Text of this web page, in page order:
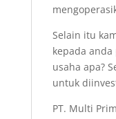
Selain itu
kepada
usaha apa?
untuk
PT. Multi